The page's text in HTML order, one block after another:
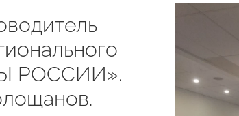
РОССИИ».